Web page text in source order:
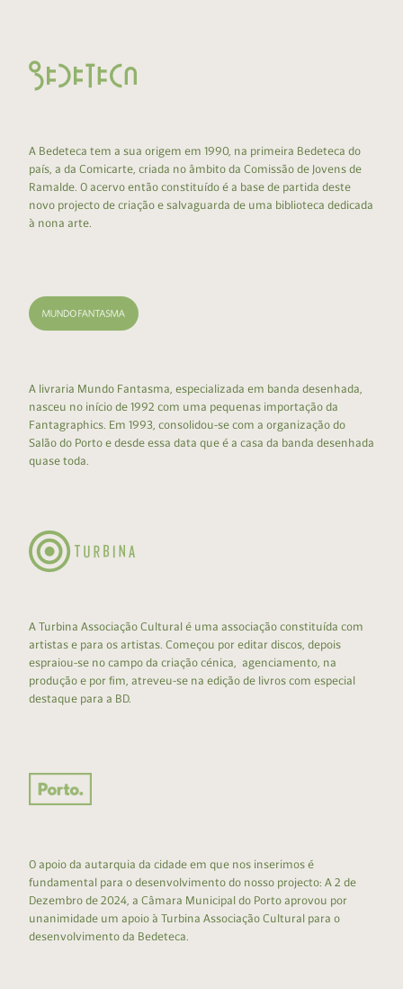
A Bedeteca tem a sua origem em 1990, na primeira Bedeteca do
país, a da Comicarte, criada no âmbito da Comissão de Jovens de
Ramalde. O acervo então constituído é a base de partida deste
novo projecto de criação e salvaguarda de uma biblioteca dedicada
à nona arte.
A livraria Mundo Fantasma, especializada em banda desenhada,
nasceu no início de 1992 com uma pequenas importação da
Fantagraphics. Em 1993, consolidou-se com a organização do
Salão do Porto e desde essa data que é a casa da banda desenhada
quase toda.
A Turbina Associação Cultural é uma associação constituída com
artistas e para os artistas. Começou por editar discos, depois
espraiou-se no campo da criação cénica, agenciamento, na
produção e por fim, atreveu-se na edição de livros com especial
destaque para a BD.
O apoio da autarquia da cidade em que nos inserimos é
fundamental para o desenvolvimento do nosso projecto: A 2 de
Dezembro de 2024, a Câmara Municipal do Porto aprovou por
unanimidade um apoio à Turbina Associação Cultural para o
desenvolvimento da Bedeteca.